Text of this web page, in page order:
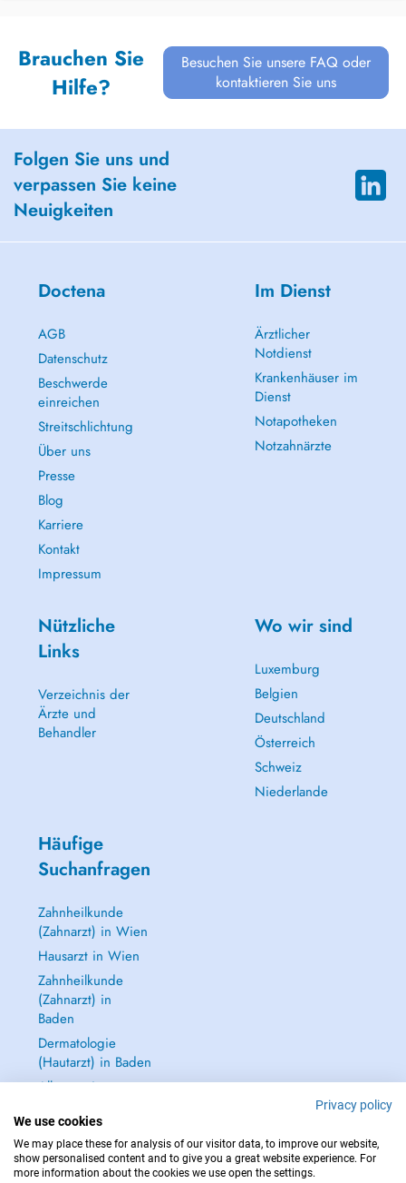
Brauchen Sie
Hilfe?
Besuchen Sie unsere FAQ oder
kontaktieren Sie uns
Folgen Sie uns und
verpassen Sie keine
Neuigkeiten
Doctena
AGB
Datenschutz
Beschwerde
einreichen
Streitschlichtung
Über uns
Presse
Blog
Karriere
Kontakt
Impressum
Im Dienst
Ärztlicher
Notdienst
Krankenhäuser im
Dienst
Notapotheken
Notzahnärzte
Nützliche
Links
Verzeichnis der
Ärzte und
Behandler
Wo wir sind
Luxemburg
Belgien
Deutschland
Österreich
Schweiz
Niederlande
Häufige
Suchanfragen
Zahnheilkunde
(Zahnarzt) in Wien
Hausarzt in Wien
Zahnheilkunde
(Zahnarzt) in
Baden
Dermatologie
(Hautarzt) in Baden
Alle anzeigen →
Privacy policy
We use cookies
We may place these for analysis of our visitor data, to improve our website,
show personalised content and to give you a great website experience. For
more information about the cookies we use open the settings.